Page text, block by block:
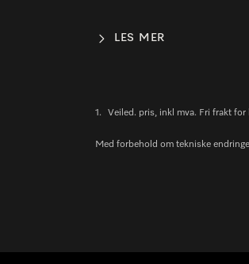
LES MER
1. Veiled. pris, inkl mva. Fri frakt
Med forbehold om tekniske